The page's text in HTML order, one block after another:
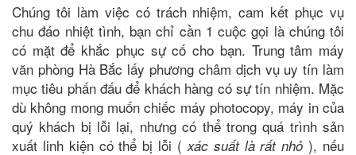
Chúng tôi làm việc có trách nhiệm, cam kết phục vụ
chu đáo nhiệt tình, bạn chỉ cần 1 cuộc gọi là chúng tôi
có mặt để khắc phục sự cố cho bạn. Trung tâm máy
văn phòng Hà Bắc lấy phương châm dịch vụ uy tín làm
mục tiêu phấn đấu để khách hàng có sự tín nhiệm. Mặc
dù không mong muốn chiếc máy photocopy, máy in của
quý khách bị lỗi lại, nhưng có thể trong quá trình sản
xuất linh kiện có thể bị lỗi ( xác suất là rất nhỏ ), nếu